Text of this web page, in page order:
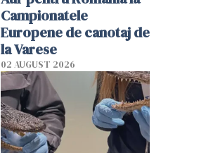
Campionatele
Europene de canotaj de
la Varese
02 AUGUST 2026